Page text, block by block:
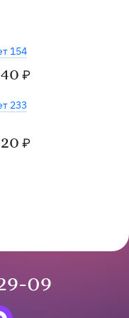
154
₽
233
₽
09
на WhatsApp
в Max